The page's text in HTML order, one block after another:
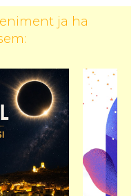
ja ha